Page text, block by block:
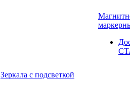
Зеркала с подсветкой